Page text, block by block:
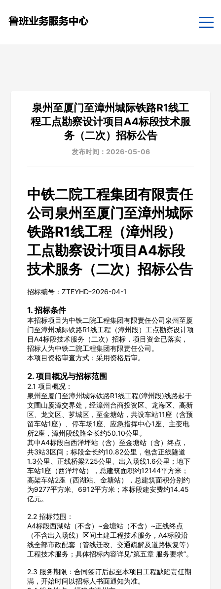
泉州至厦门至漳州城际铁路R1线工
程工点勘察设计项目A4标段技术服
务（二次）招标公告
发布时间：2026-05-06
中铁二院工程集团有限责任
公司泉州至厦门至漳州城际
铁路R1线工程（漳州段）
工点勘察设计项目A4标段
技术服务（二次）招标公告
招标编号：ZTEYHD-2026-04-1
1. 招标条件
本招标项目为中铁二院工程集团有限责任公司泉州至厦
门至漳州城际铁路R1线工程（漳州段）工点勘察设计项
目A4标段技术服务（二次）招标，项目资金已落实，
招标人为中铁二院工程集团有限责任公司。
本项目资格审查方式：采用资格后审。
2. 项目概况与招标范围
2.1 项目概况：
泉州至厦门至漳州城际铁路R1线工程(漳州段)线路起于
文圃山厦漳交界处，经漳州台商投资区、龙海区、高新
区、龙文区、芗城区，至金塘站，共设车站11座（含预
留车站1座）、停车场1座、应急指挥中心1座、主变电
所2座，漳州段线路全长约50.10公里。
其中A4标段自西洋坪站（含）至金塘站（含）终点，
共3站3区间；标段全长约10.82公里，包含正线隧道
1.3公里、正线桥梁7.25公里、出入场线1.6公里；地下
车站1座（西洋坪站），总建筑面积约12144平方米；
高架车站2座（西湖站、金塘站），总建筑面积分别约
为9277平方米、6912平方米；本标段建安费约14.45
亿元。
2.2 招标范围：
A4标段西湖站（不含）~金塘站（不含）~正线终点
（不含出入场线）区间土建工程技术服务，A4标段沿
线全部市政配套（管线迁改、交通疏解及道路恢复等）
工程技术服务；具体招标内容详见“第五章 服务要求”。
2.3 服务期限：合同签订后起至本项目工程缺陷责任期
满，开始时间以招标人书面通知为准。